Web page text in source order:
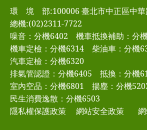
環 境 部:100006 臺北市中正區中華
總機:(02)2311-7722
噪音：分機6402
機車抵換補助：分
機車定檢：分機6314
柴油車：分機
汽車定檢：分機6320
排氣管認證：分機6405
抵換：分機
室內空品：分機6801
揚塵：分機
民生消費逸散：分機6503
隱私權保護政策
網站安全政策